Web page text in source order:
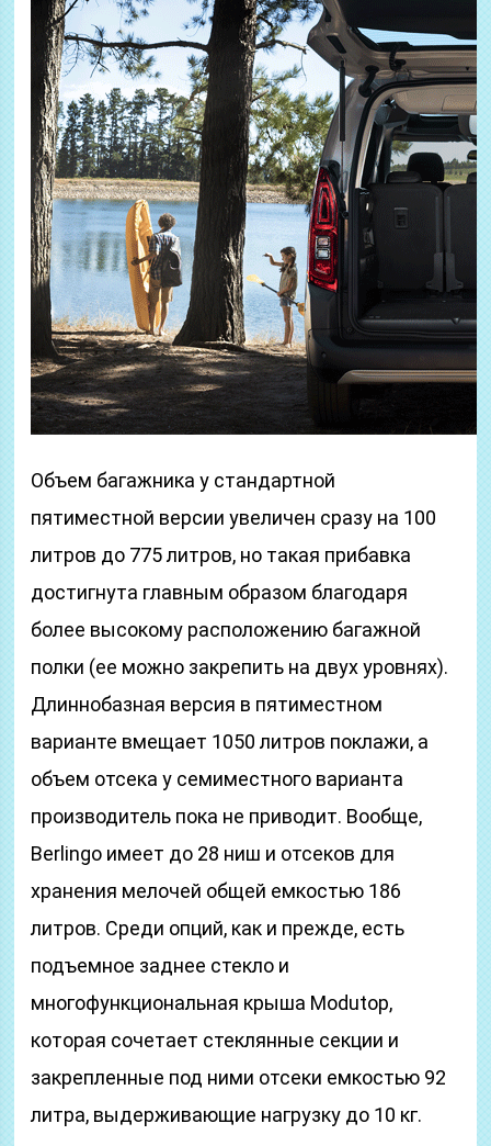
Объем багажника у стандартной
пятиместной версии увеличен сразу на 100
литров до 775 литров, но такая прибавка
достигнута главным образом благодаря
более высокому расположению багажной
полки (ее можно закрепить на двух уровнях).
Длиннобазная версия в пятиместном
варианте вмещает 1050 литров поклажи, а
объем отсека у семиместного варианта
производитель пока не приводит. Вообще,
Berlingo имеет до 28 ниш и отсеков для
хранения мелочей общей емкостью 186
литров. Среди опций, как и прежде, есть
подъемное заднее стекло и
многофункциональная крыша Modutop,
которая сочетает стеклянные секции и
закрепленные под ними отсеки емкостью 92
литра, выдерживающие нагрузку до 10 кг.